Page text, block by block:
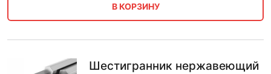
В КОРЗИНУ
Шестигранник нержавеющий